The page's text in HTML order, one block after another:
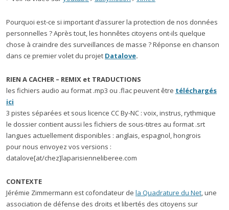
Pourquoi est-ce si important d’assurer la protection de nos données
personnelles ? Après tout, les honnêtes citoyens ont-ils quelque
chose à craindre des surveillances de masse ? Réponse en chanson
dans ce premier volet du projet Datalove.
RIEN A CACHER – REMIX et TRADUCTIONS
les fichiers audio au format .mp3 ou .flac peuvent être téléchargés
ici
3 pistes séparées et sous licence CC By-NC : voix, instrus, rythmique
le dossier contient aussi les fichiers de sous-titres au format .srt
langues actuellement disponibles : anglais, espagnol, hongrois
pour nous envoyez vos versions :
datalove[at/chez]laparisienneliberee.com
CONTEXTE
Jérémie Zimmermann est cofondateur de la Quadrature du Net, une
association de défense des droits et libertés des citoyens sur